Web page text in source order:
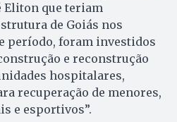
Eliton que teriam
de Goiás nos
período, foram investidos
e reconstrução
hospitalares,
recuperação de menores,
e esportivos”.